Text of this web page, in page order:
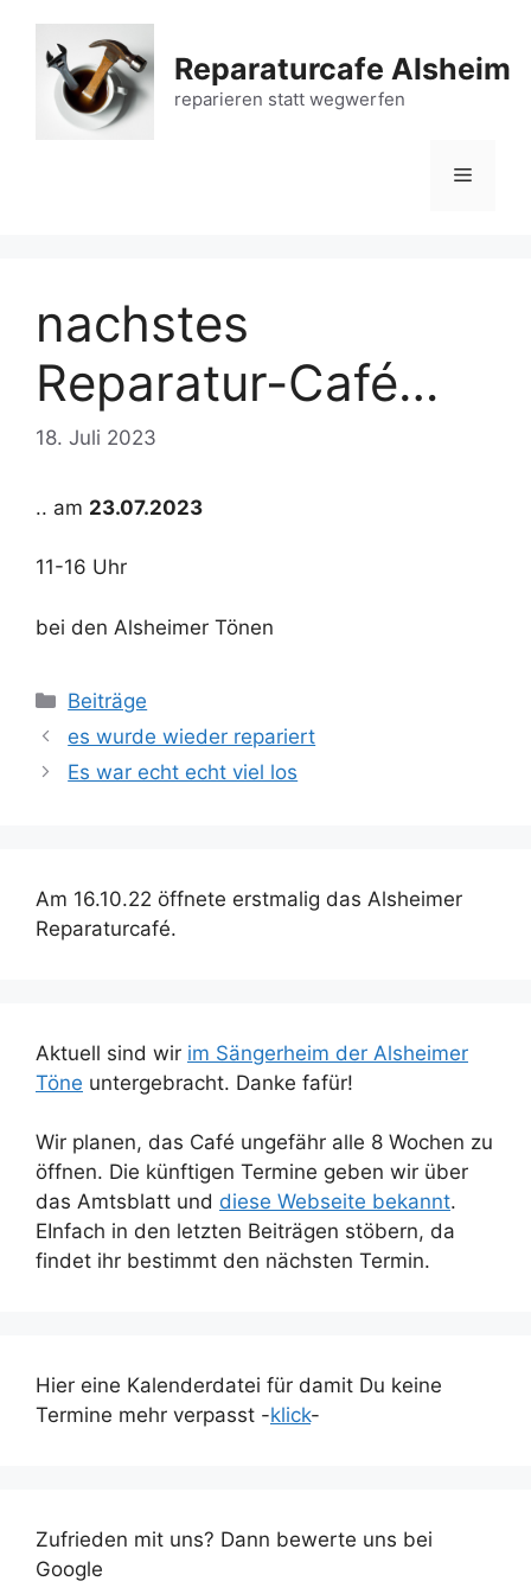
springen
Reparaturcafe Alsheim
reparieren statt wegwerfen
Menü
nachstes
Reparatur-Café…
18. Juli 2023
.. am 23.07.2023
11-16 Uhr
bei den Alsheimer Tönen
Kategorien
Beiträge
Beitrags-
Navigation
es wurde wieder repariert
Es war echt echt viel los
Am 16.10.22 öffnete erstmalig das Alsheimer
Reparaturcafé.
Aktuell sind wir im Sängerheim der Alsheimer
Töne untergebracht. Danke fafür!
Wir planen, das Café ungefähr alle 8 Wochen zu
öffnen. Die künftigen Termine geben wir über
das Amtsblatt und diese Webseite bekannt.
EInfach in den letzten Beiträgen stöbern, da
findet ihr bestimmt den nächsten Termin.
Hier eine Kalenderdatei für damit Du keine
Termine mehr verpasst -klick-
Zufrieden mit uns? Dann bewerte uns bei
Google